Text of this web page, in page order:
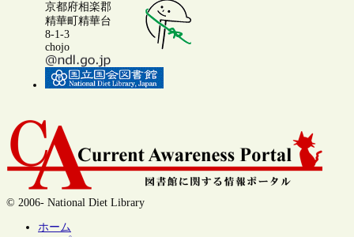
京都府相楽郡
精華町精華台
8-1-3
chojo
© 2006- National Diet Library
ホーム